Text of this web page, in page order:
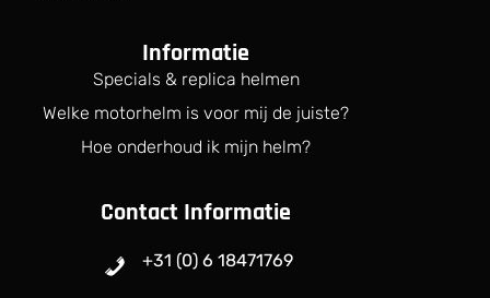
Informatie
Specials & replica helmen
Welke motorhelm is voor mij de juiste?
Hoe onderhoud ik mijn helm?
Contact Informatie
+31 (0) 6 18471769